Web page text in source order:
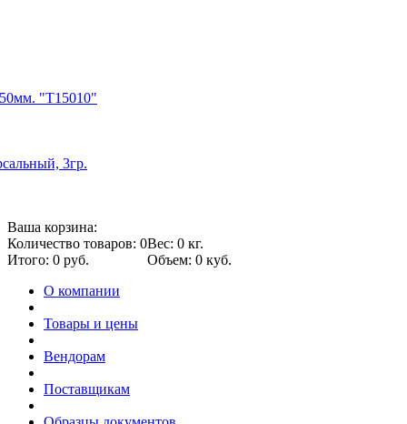
"Т15010"
3гр.
Ваша корзина:
Количество товаров: 0Вес: 0 кг.
Итого: 0 руб.
Объем: 0 куб.
О компании
Товары и цены
Вендорам
Поставщикам